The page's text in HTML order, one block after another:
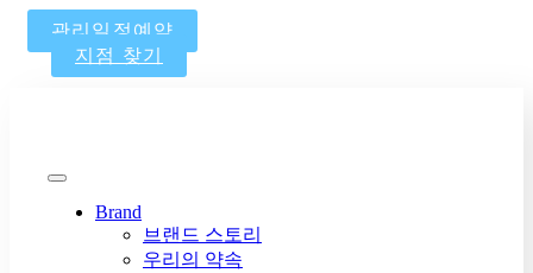
관리일정예약
지점 찾기
Brand
브랜드 스토리
우리의 약속